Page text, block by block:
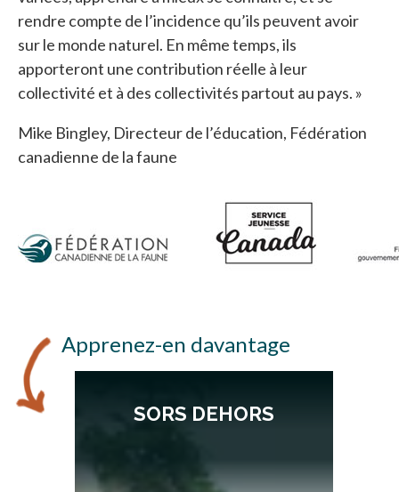
rendre compte de l’incidence qu’ils peuvent avoir
sur le monde naturel. En même temps, ils
apporteront une contribution réelle à leur
collectivité et à des collectivités partout au pays. »
Mike Bingley, Directeur de l’éducation, Fédération
canadienne de la faune
Apprenez-en davantage
SORS DEHORS